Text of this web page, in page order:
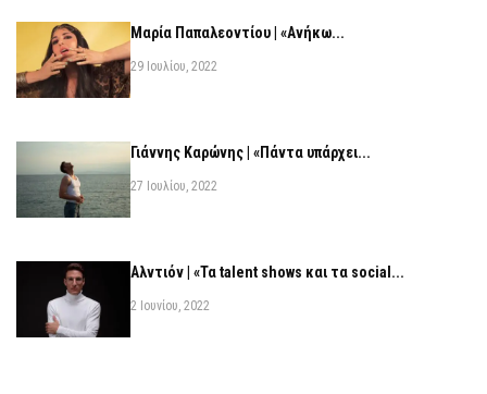
Μαρία Παπαλεοντίου | «Ανήκω...
29 Ιουλίου, 2022
Γιάννης Καρώνης | «Πάντα υπάρχει...
27 Ιουλίου, 2022
Αλντιόν | «Τα talent shows και τα social...
2 Ιουνίου, 2022